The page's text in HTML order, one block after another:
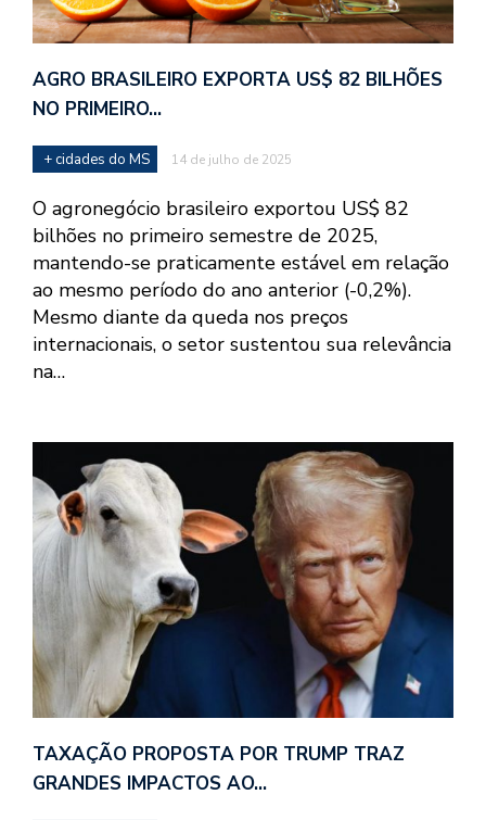
AGRO BRASILEIRO EXPORTA US$ 82 BILHÕES
NO PRIMEIRO…
+ cidades do MS 14 de julho de 2025
O agronegócio brasileiro exportou US$ 82
bilhões no primeiro semestre de 2025,
mantendo-se praticamente estável em relação
ao mesmo período do ano anterior (-0,2%).
Mesmo diante da queda nos preços
internacionais, o setor sustentou sua relevância
na…
TAXAÇÃO PROPOSTA POR TRUMP TRAZ
GRANDES IMPACTOS AO…